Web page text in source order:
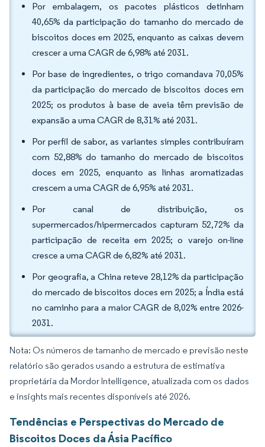
Por embalagem, os pacotes plásticos detinham
40,65% da participação do tamanho do mercado de
biscoitos doces em 2025, enquanto as caixas devem
crescer a uma CAGR de 6,98% até 2031.
Por base de ingredientes, o trigo comandava 70,05%
da participação do mercado de biscoitos doces em
2025; os produtos à base de aveia têm previsão de
expansão a uma CAGR de 8,31% até 2031.
Por perfil de sabor, as variantes simples contribuíram
com 52,88% do tamanho do mercado de biscoitos
doces em 2025, enquanto as linhas aromatizadas
crescem a uma CAGR de 6,95% até 2031.
Por canal de distribuição, os
supermercados/hipermercados capturam 52,72% da
participação de receita em 2025; o varejo on-line
cresce a uma CAGR de 6,82% até 2031.
Por geografia, a China reteve 28,12% da participação
do mercado de biscoitos doces em 2025; a Índia está
no caminho para a maior CAGR de 8,02% entre 2026-
2031.
Nota: Os números de tamanho de mercado e previsão neste
relatório são gerados usando a estrutura de estimativa
proprietária da Mordor Intelligence, atualizada com os dados
e insights mais recentes disponíveis até 2026.
Tendências e Perspectivas do Mercado de
Biscoitos Doces da Ásia Pacífico